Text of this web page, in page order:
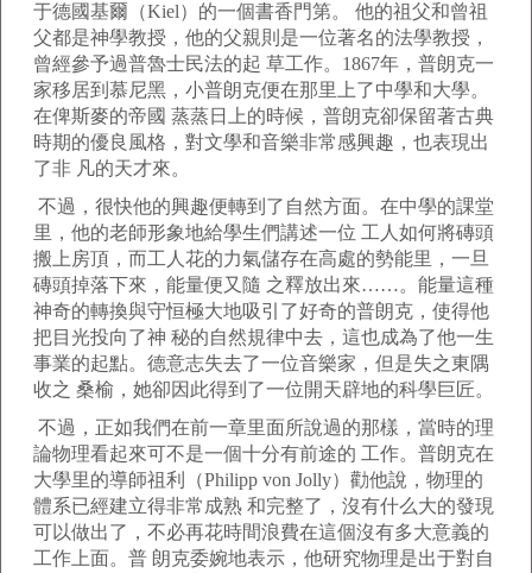
于德國基爾（Kiel）的一個書香門第。 他的祖父和曾祖
父都是神學教授，他的父親則是一位著名的法學教授，
曾經參予過普魯士民法的起 草工作。1867年，普朗克一
家移居到慕尼黑，小普朗克便在那里上了中學和大學。
在俾斯麥的帝國 蒸蒸日上的時候，普朗克卻保留著古典
時期的優良風格，對文學和音樂非常感興趣，也表現出
了非 凡的天才來。
不過，很快他的興趣便轉到了自然方面。在中學的課堂
里，他的老師形象地給學生們講述一位 工人如何將磚頭
搬上房頂，而工人花的力氣儲存在高處的勢能里，一旦
磚頭掉落下來，能量便又隨 之釋放出來……。能量這種
神奇的轉換與守恒極大地吸引了好奇的普朗克，使得他
把目光投向了神 秘的自然規律中去，這也成為了他一生
事業的起點。德意志失去了一位音樂家，但是失之東隅
收之 桑榆，她卻因此得到了一位開天辟地的科學巨匠。
不過，正如我們在前一章里面所說過的那樣，當時的理
論物理看起來可不是一個十分有前途的 工作。普朗克在
大學里的導師祖利（Philipp von Jolly）勸他說，物理的
體系已經建立得非常成熟 和完整了，沒有什么大的發現
可以做出了，不必再花時間浪費在這個沒有多大意義的
工作上面。普 朗克委婉地表示，他研究物理是出于對自